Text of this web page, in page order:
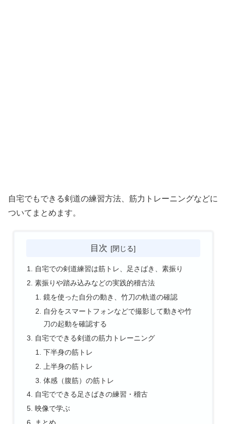
自宅でもできる剣道の練習方法、筋力トレーニングなどに
ついてまとめます。
目次
自宅での剣道練習は筋トレ、足さばき、素振り
素振りや踏み込みなどの実践的稽古法
鏡を使った自分の動き、竹刀の軌道の確認
自分をスマートフォンなどで撮影して動きや竹
刀の起動を確認する
自宅でできる剣道の筋力トレーニング
下半身の筋トレ
上半身の筋トレ
体感（腹筋）の筋トレ
自宅でできる足さばきの練習・稽古
映像で学ぶ